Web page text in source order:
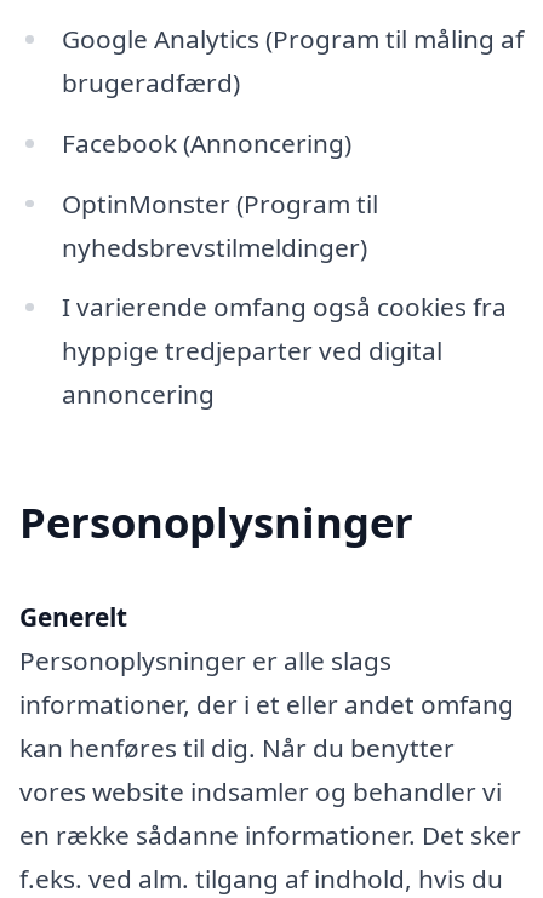
Google Analytics (Program til måling af
brugeradfærd)
Facebook (Annoncering)
OptinMonster (Program til
nyhedsbrevstilmeldinger)
I varierende omfang også cookies fra
hyppige tredjeparter ved digital
annoncering
Personoplysninger
Generelt
Personoplysninger er alle slags
informationer, der i et eller andet omfang
kan henføres til dig. Når du benytter
vores website indsamler og behandler vi
en række sådanne informationer. Det sker
f.eks. ved alm. tilgang af indhold, hvis du